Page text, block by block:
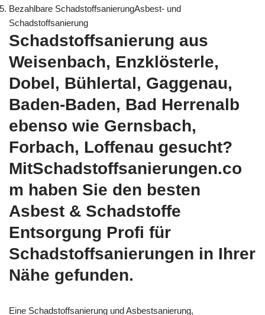
Bezahlbare SchadstoffsanierungAsbest- und
Schadstoffsanierung
Schadstoffsanierung aus
Weisenbach, Enzklösterle,
Dobel, Bühlertal, Gaggenau,
Baden-Baden, Bad Herrenalb
ebenso wie Gernsbach,
Forbach, Loffenau gesucht?
MitSchadstoffsanierungen.co
m haben Sie den besten
Asbest & Schadstoffe
Entsorgung Profi für
Schadstoffsanierungen in Ihrer
Nähe gefunden.
Eine Schadstoffsanierung und Asbestsanierung,